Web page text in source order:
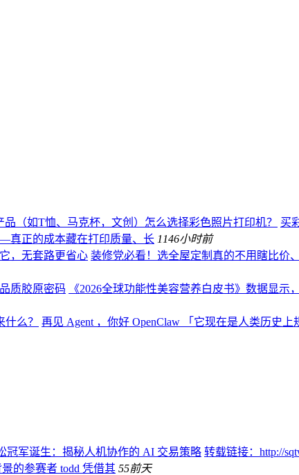
（如T恤、马克杯，文创）怎么选择彩色照片打印机？
买
真正的成本藏在打印质量、长 1146小时前
，无套路更省心 装修党必看！选全屋定制真的不用瞎比价
质胶原密码
《2026全球功能性美容营养白皮书》数据显
么？
再见 Agent ，你好 OpenClaw 「它现在是人类历史
冠军诞生：揭秘人机协作的 AI 交易策略 转载链接：http://
的参赛者 todd 凭借其 55前天